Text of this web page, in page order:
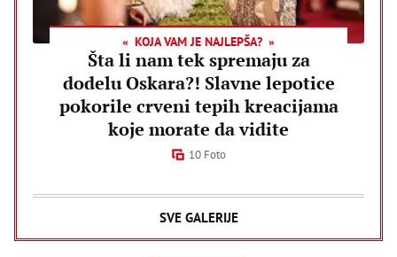
KOJA VAM JE NAJLEPŠA?
Šta li nam tek spremaju za
dodelu Oskara?! Slavne lepotice
pokorile crveni tepih kreacijama
koje morate da vidite
10 Foto
SVE GALERIJE